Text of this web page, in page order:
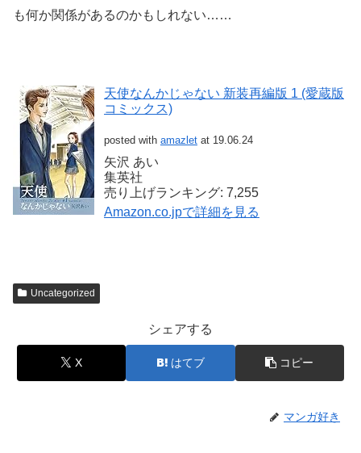
も何か関係があるのかもしれない……
天使なんかじゃない 新装再編版 1 (愛蔵版
コミックス)
posted with amazlet at 19.06.24
矢沢 あい
集英社
売り上げランキング: 7,255
Amazon.co.jpで詳細を見る
Uncategorized
シェアする
X はてブ コピー
マンガ好き